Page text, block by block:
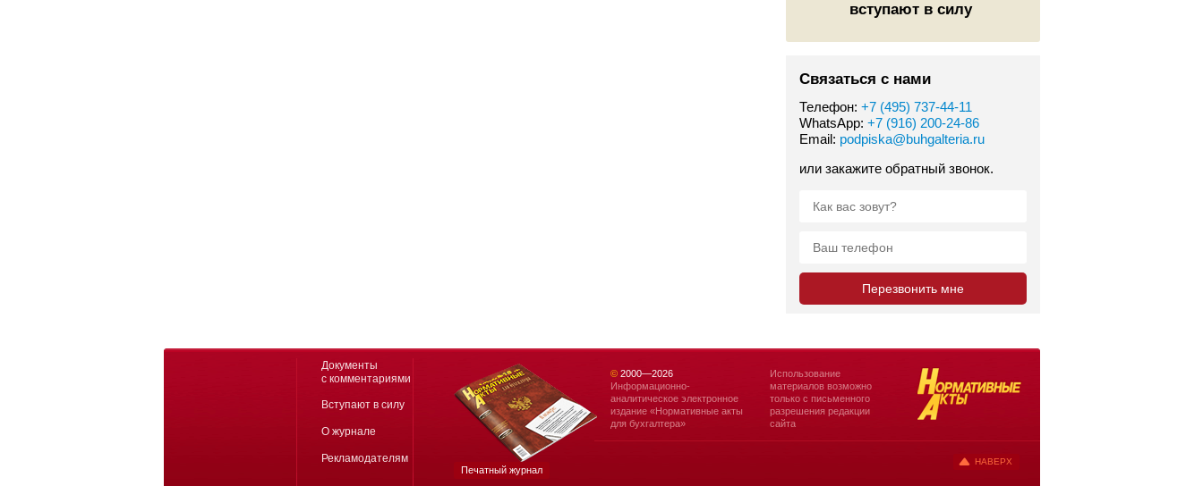
вступают в силу
Связаться с нами
Телефон: +7 (495) 737-44-11
WhatsApp: +7 (916) 200-24-86
Email: podpiska@buhgalteria.ru
или закажите обратный звонок.
Документы
с комментариями
Вступают в силу
О журнале
Рекламодателям
Печатный журнал
©2000—2026
Информационно-
аналитическое электронное
издание «Нормативные акты
для бухгалтера»
Использование
материалов возможно
только с письменного
разрешения редакции
сайта
НАВЕРХ